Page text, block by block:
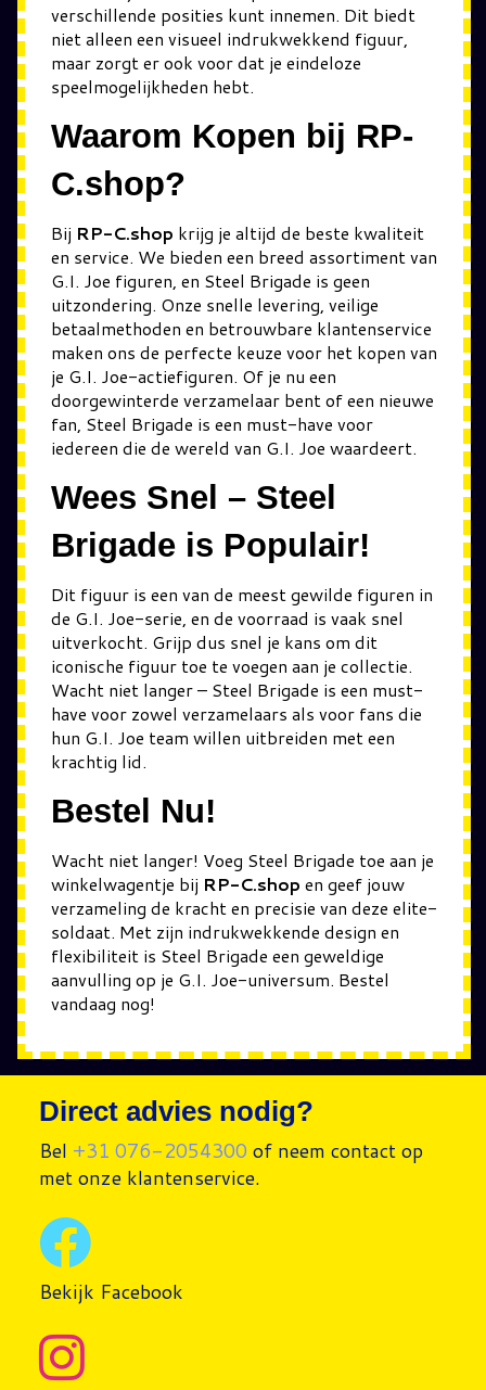
verschillende posities kunt innemen. Dit biedt
niet alleen een visueel indrukwekkend figuur,
maar zorgt er ook voor dat je eindeloze
speelmogelijkheden hebt.
Waarom Kopen bij RP-
C.shop?
Bij RP-C.shop krijg je altijd de beste kwaliteit
en service. We bieden een breed assortiment van
G.I. Joe figuren, en Steel Brigade is geen
uitzondering. Onze snelle levering, veilige
betaalmethoden en betrouwbare klantenservice
maken ons de perfecte keuze voor het kopen van
je G.I. Joe-actiefiguren. Of je nu een
doorgewinterde verzamelaar bent of een nieuwe
fan, Steel Brigade is een must-have voor
iedereen die de wereld van G.I. Joe waardeert.
Wees Snel – Steel
Brigade is Populair!
Dit figuur is een van de meest gewilde figuren in
de G.I. Joe-serie, en de voorraad is vaak snel
uitverkocht. Grijp dus snel je kans om dit
iconische figuur toe te voegen aan je collectie.
Wacht niet langer – Steel Brigade is een must-
have voor zowel verzamelaars als voor fans die
hun G.I. Joe team willen uitbreiden met een
krachtig lid.
Bestel Nu!
Wacht niet langer! Voeg Steel Brigade toe aan je
winkelwagentje bij RP-C.shop en geef jouw
verzameling de kracht en precisie van deze elite-
soldaat. Met zijn indrukwekkende design en
flexibiliteit is Steel Brigade een geweldige
aanvulling op je G.I. Joe-universum. Bestel
vandaag nog!
Direct advies nodig?
Bel +31 076-2054300 of neem contact op
met onze klantenservice.
Bekijk Facebook